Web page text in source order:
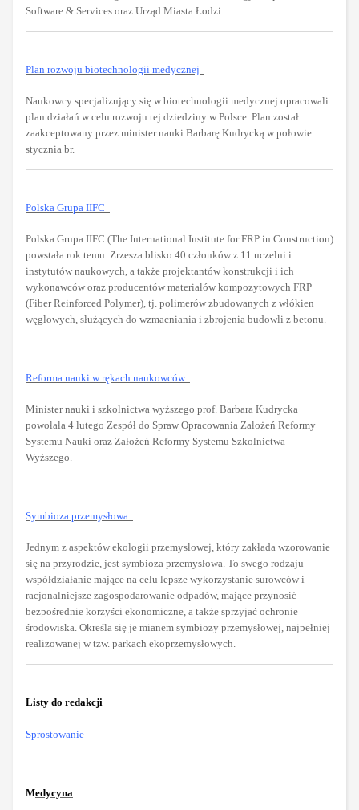
Software & Services oraz Urząd Miasta Łodzi.
Plan rozwoju biotechnologii medycznej
Naukowcy specjalizujący się w biotechnologii medycznej opracowali
plan działań w celu rozwoju tej dziedziny w Polsce. Plan został
zaakceptowany przez minister nauki Barbarę Kudrycką w połowie
stycznia br.
Polska Grupa IIFC
Polska Grupa IIFC (The International Institute for FRP in Construction)
powstała rok temu. Zrzesza blisko 40 członków z 11 uczelni i
instytutów naukowych, a także projektantów konstrukcji i ich
wykonawców oraz producentów materiałów kompozytowych FRP
(Fiber Reinforced Polymer), tj. polimerów zbudowanych z włókien
węglowych, służących do wzmacniania i zbrojenia budowli z betonu.
Reforma nauki w rękach naukowców
Minister nauki i szkolnictwa wyższego prof. Barbara Kudrycka
powołała 4 lutego Zespół do Spraw Opracowania Założeń Reformy
Systemu Nauki oraz Założeń Reformy Systemu Szkolnictwa
Wyższego.
Symbioza przemysłowa
Jednym z aspektów ekologii przemysłowej, który zakłada wzorowanie
się na przyrodzie, jest symbioza przemysłowa. To swego rodzaju
współdziałanie mające na celu lepsze wykorzystanie surowców i
racjonalniejsze zagospodarowanie odpadów, mające przynosić
bezpośrednie korzyści ekonomiczne, a także sprzyjać ochronie
środowiska. Określa się je mianem symbiozy przemysłowej, najpełniej
realizowanej w tzw. parkach ekoprzemysłowych.
Listy do redakcji
Sprostowanie
Medycyna